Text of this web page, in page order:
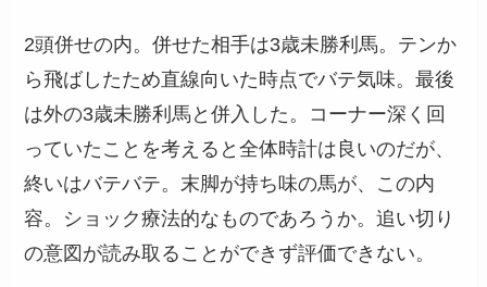
2頭併せの内。併せた相手は3歳未勝利馬。テンか
ら飛ばしたため直線向いた時点でバテ気味。最後
は外の3歳未勝利馬と併入した。コーナー深く回
っていたことを考えると全体時計は良いのだが、
終いはバテバテ。末脚が持ち味の馬が、この内
容。ショック療法的なものであろうか。追い切り
の意図が読み取ることができず評価できない。